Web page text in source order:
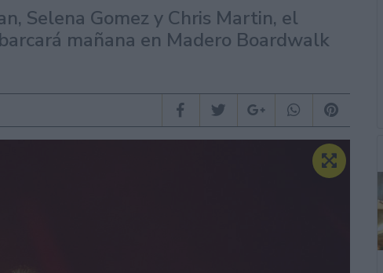
Selena Gomez y Chris Martin, el
mañana en Madero Boardwalk